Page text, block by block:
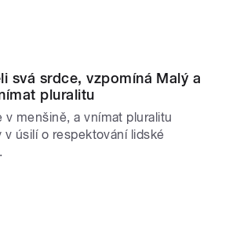
svá srdce, vzpomíná Malý a
pluralitu
menšině, a vnímat pluralitu
úsilí o respektování lidské